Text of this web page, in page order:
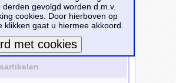
& Bloemen
Bloemen
gevolgd worden d.m.v.
cookies. Door hierboven op
klikken gaat u hiermee akkoord.